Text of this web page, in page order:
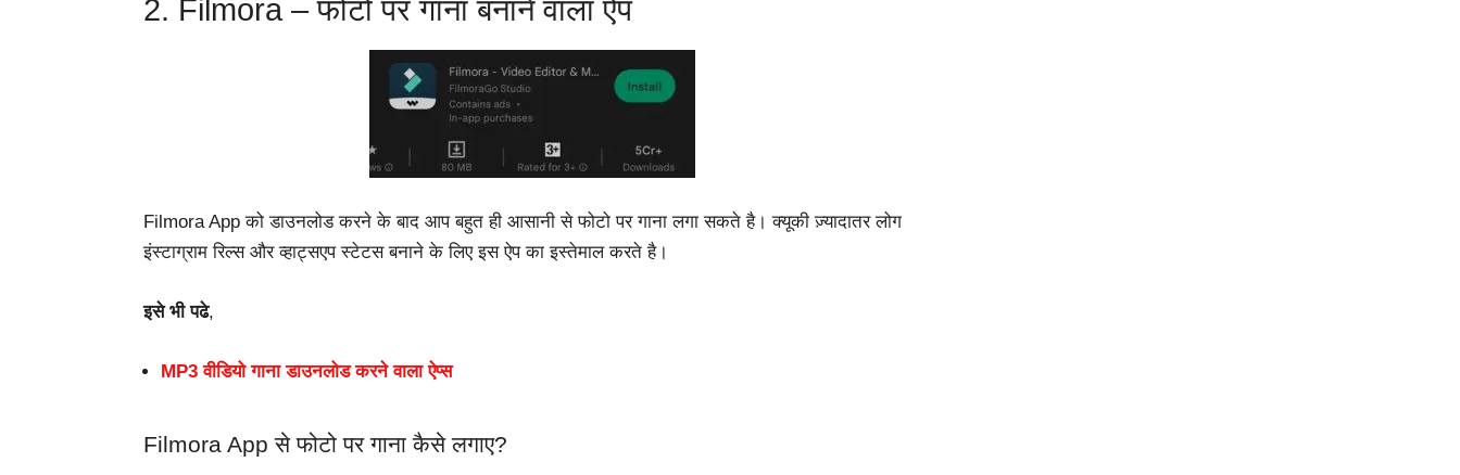
2. Filmora – फोटो पर गाना बनाने वाला ऐप
Filmora App को डाउनलोड करने के बाद आप बहुत ही आसानी से फोटो पर गाना लगा सकते है। क्यूकी ज़्यादातर लोग
इंस्टाग्राम रिल्स और व्हाट्सएप स्टेटस बनाने के लिए इस ऐप का इस्तेमाल करते है।
इसे भी पढे,
MP3 वीडियो गाना डाउनलोड करने वाला ऐप्स
Filmora App से फोटो पर गाना कैसे लगाए?